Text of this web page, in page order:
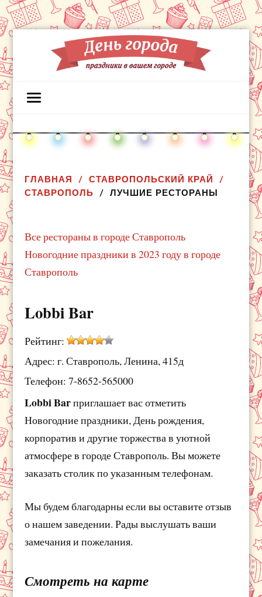
ГЛАВНАЯ
СТАВРОПОЛЬСКИЙ КРАЙ
СТАВРОПОЛЬ
ЛУЧШИЕ РЕСТОРАНЫ
Все рестораны в городе Ставрополь
Новогодние праздники в 2023 году в городе
Ставрополь
Lobbi Bar
Рейтинг:
Адрес: г. Ставрополь, Ленина, 415д
Телефон: 7-8652-565000
Lobbi Barприглашает вас отметить
Новогодние праздники, День рождения,
корпоратив и другие торжества в уютной
атмосфере в городе Ставрополь. Вы можете
заказать столик по указанным телефонам.
Мы будем благодарны если вы оставите отзыв
о нашем заведении. Рады выслушать ваши
замечания и пожелания.
Смотреть на карте